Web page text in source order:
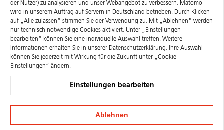
der Nutzer) zu analysieren und unser Webangebot zu verbessern. Matomo
wird in unserem Auftrag auf Servern in Deutschland betrieben. Durch Klicken
auf „Alle zulassen“ stimmen Sie der Verwendung zu. Mit „Ablehnen" werden
nur technisch notwendige Cookies aktiviert. Unter „Einstellungen
bearbeiten“ können Sie eine individuelle Auswahl treffen. Weitere
Informationen erhalten Sie in unserer Datenschutzerklärung. Ihre Auswahl
können Sie jederzeit mit Wirkung für die Zukunft unter „Cookie-
Einstellungen“ ändern.
Einstellungen bearbeiten
Ablehnen